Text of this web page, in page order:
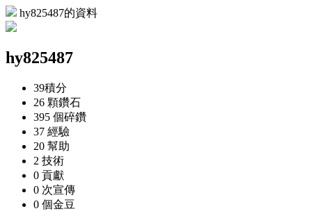
hy825487的資料
hy825487
39積分
26 顆鑽石
395 個碎鑽
37 經驗
20 幫助
2 技術
0 貢獻
0 次宣傳
0 個金豆